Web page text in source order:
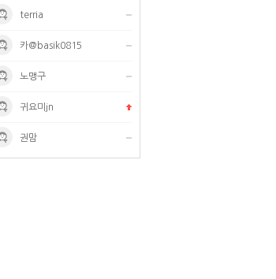
terria
카@basik0815
노맹구
귀요미jn
권맘